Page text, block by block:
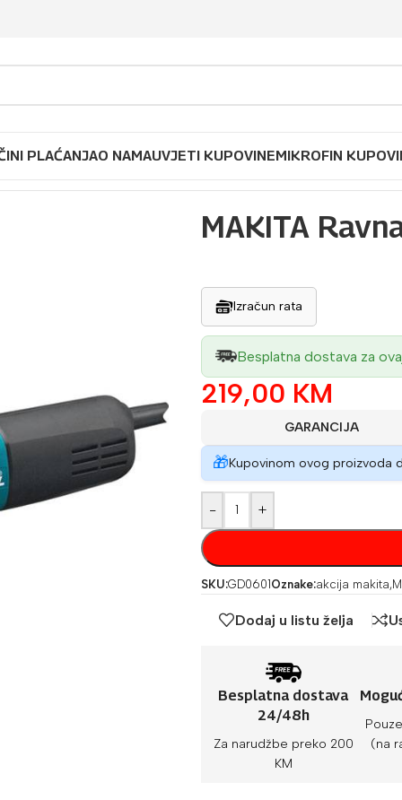
PLAĆANJAO NAMAUVJETI KUPOVINEMIKROFIN
MAKITA
Izračun rata
Besplatna dostava za
219,00 KM
GARANCIJA
🎁Kupovinom ovog proizvoda
- +
SKU:GD0601 Oznake:akcija makita,
Dodaj u listu želja
Besplatna dostava
24/48h
Za narudžbe preko 200
KM
(na